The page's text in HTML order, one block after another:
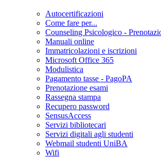
Autocertificazioni
Come fare per...
Counseling Psicologico -
Manuali online
Immatricolazioni e iscrizioni
Microsoft Office 365
Modulistica
Pagamento tasse - PagoPA
Prenotazione esami
Rassegna stampa
Recupero password
SensusAccess
Servizi bibliotecari
Servizi digitali agli studenti
Webmail studenti UniBA
Wifi